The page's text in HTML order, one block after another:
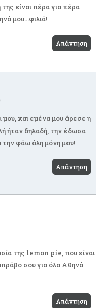
της είναι πέρα για πέρα
μου…φιλιά!
Απάντηση
και εμένα μου άρεσε η
ήταν δηλαδή, την έδωσα
την φάω όλη μόνη μου!
Απάντηση
της lemon pie, που είναι
σου για όλα Αθηνά
Απάντηση